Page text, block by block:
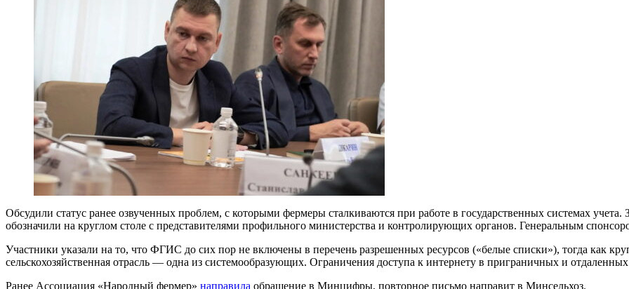
Обсудили статус ранее озвученных проблем, с которыми фермеры сталкиваются при работе в государственных системах учета.
обозначили на круглом столе с представителями профильного министерства и контролирующих органов. Генеральным
Участники указали на то, что ФГИС до сих пор не включены в перечень разрешенных ресурсов («белые списки»), тогда как
сельскохозяйственная отрасль — одна из системообразующих. Ограничения доступа к интернету в приграничных и
Ранее Ассоциация «Народный фермер» направила обращение в Минцифры, повторное письмо направит в Минсельхоз.